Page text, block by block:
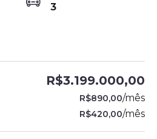
3
R$3.199.000,00
R$890,00/mês
R$420,00/mês